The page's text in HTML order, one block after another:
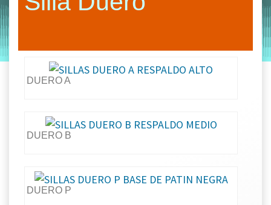
by Entorno | on julio 16, 2019
DUERO A
DUERO B
DUERO P